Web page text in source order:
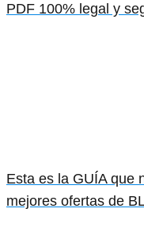
PDF 100% legal y
Esta es la GUÍA que
mejores ofertas de